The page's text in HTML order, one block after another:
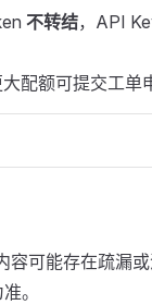
不转结，API
配额可提交工单
容可能存在疏漏
。